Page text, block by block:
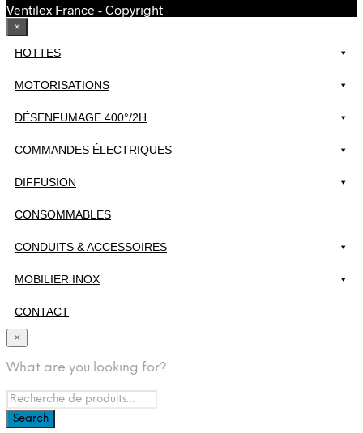
Ventilex France - Copyright
×
HOTTES
MOTORISATIONS
DÉSENFUMAGE 400°/2H
COMMANDES ÉLECTRIQUES
DIFFUSION
CONSOMMABLES
CONDUITS & ACCESSOIRES
MOBILIER INOX
CONTACT
×
What are you looking for?